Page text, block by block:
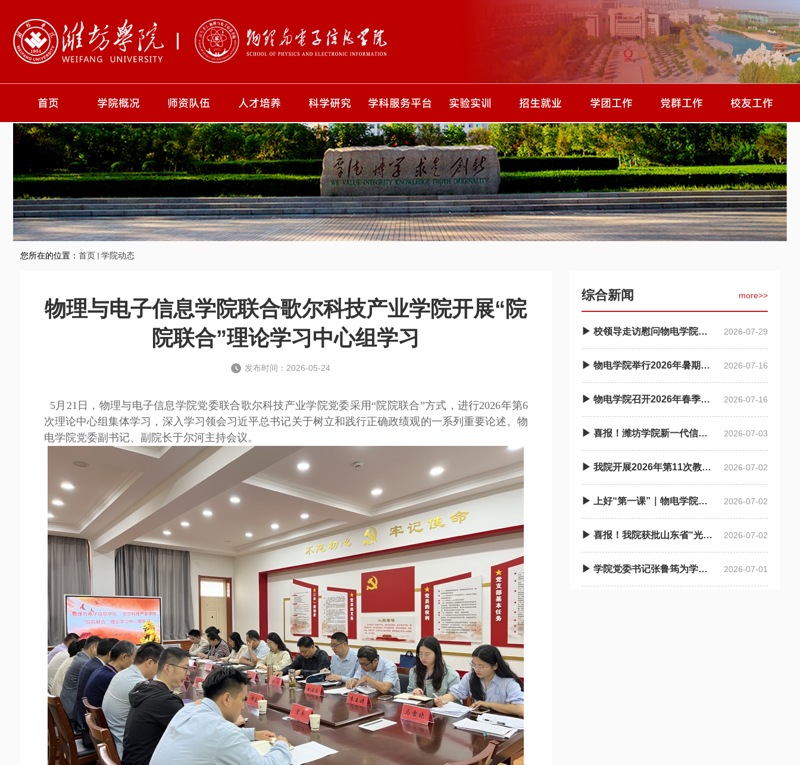
首页 学院概况
学院简介
现任领导
组织机构
师资队伍
师资概况
人才队伍
教授
副教授
博士风采
人才培养
专业设置
培养方案
教学成果
科学研究
科研团队
科研平台
科研动态
科研成果
学科服务平台 实验实训
实验中心
规章制度
仪器设备
常用下载
招生就业
本科生招生信...
研究生招生信...
专科生招生信...
就业信息
考研情况
学团工作
规章制度
学团组织
党群工作
组织建设
党建动态
党务公开
工会工作
师德师风问题...
校友工作
校友会
校友风采
校友活动
您所在的位置： 首页 学院动态
物理与电子信息学院联合歌尔科技产业学院开展“院
院联合”理论学习中心组学习
发布时间：2026-05-24
5月21日，物理与电子信息学院党委联合歌尔科技产业学院党委采用“院院联合”方式，进行2026年第6
次理论中心组集体学习，深入学习领会习近平总书记关于树立和践行正确政绩观的一系列重要论述。物
电学院党委副书记、副院长于尔河主持会议。
综合新闻 more>>
▶ 校领导走访慰问物电学院暑期科创备赛师生 2026-07-29
▶ 物电学院举行2026年暑期“三下乡·返家乡”社会实践启动仪式 2026-07-16
▶ 物电学院召开2026年春季学期廉政谈话会 2026-07-16
▶ 喜报！潍坊学院新一代信息技术产业学院获批省级现代产业学院 2026-07-03
▶ 我院开展2026年第11次教职工政治理论学习 2026-07-02
▶ 上好“第一课”｜物电学院开展2026年上半年入党积 极分子培训班 2026-07-02
▶ 喜报！我院获批山东省“光量子科技”拔尖人才培养基地 2026-07-02
▶ 学院党委书记张鲁筠为学生讲思政课 2026-07-01